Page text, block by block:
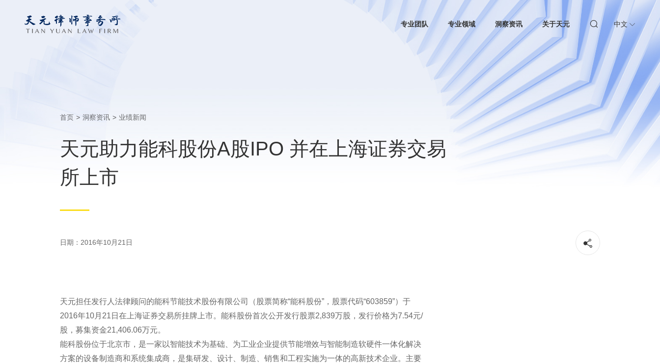
专业团队 专业领域 洞察资讯 关于天元 中文
首页 > 洞察资讯 > 业绩新闻
天元助力能科股份A股IPO 并在上海证券交易
所上市
日期：2016年10月21日
天元担任发行人法律顾问的能科节能技术股份有限公司（股票简称“能科股份”，股票代码“603859”）于
2016年10月21日在上海证券交易所挂牌上市。能科股份首次公开发行股票2,839万股，发行价格为7.54元/
股，募集资金21,406.06万元。
能科股份位于北京市，是一家以智能技术为基础、为工业企业提供节能增效与智能制造软硬件一体化解决
方案的设备制造商和系统集成商，是集研发、设计、制造、销售和工程实施为一体的高新技术企业。主要